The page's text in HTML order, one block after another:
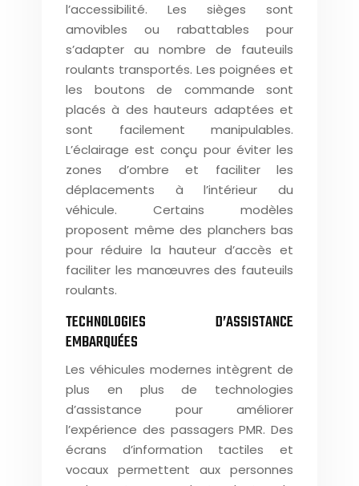
l’accessibilité. Les sièges sont
amovibles ou rabattables pour
s’adapter au nombre de fauteuils
roulants transportés. Les poignées et
les boutons de commande sont
placés à des hauteurs adaptées et
sont facilement manipulables.
L’éclairage est conçu pour éviter les
zones d’ombre et faciliter les
déplacements à l’intérieur du
véhicule. Certains modèles
proposent même des planchers bas
pour réduire la hauteur d’accès et
faciliter les manœuvres des fauteuils
roulants.
TECHNOLOGIES D’ASSISTANCE
EMBARQUÉES
Les véhicules modernes intègrent de
plus en plus de technologies
d’assistance pour améliorer
l’expérience des passagers PMR. Des
écrans d’information tactiles et
vocaux permettent aux personnes